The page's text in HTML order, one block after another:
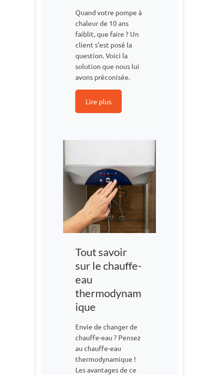
Quand votre pompe à
chaleur de 10 ans
faiblit, que faire ? Un
client s’est posé la
question. Voici la
solution que nous lui
avons préconisée.
Lire plus
Tout savoir
sur le chauffe-
eau
thermodynam
ique
Envie de changer de
chauffe-eau ? Pensez
au chauffe-eau
thermodynamique !
Les avantages de ce